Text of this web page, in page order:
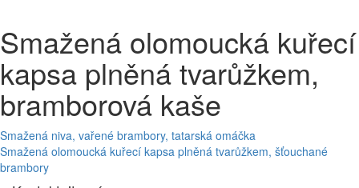
Smažená olomoucká kuřecí
kapsa plněná tvarůžkem,
bramborová kaše
Navigace
pro
Smažená niva, vařené brambory, tatarská omáčka
Smažená olomoucká kuřecí kapsa plněná tvarůžkem, šťouchané
brambory